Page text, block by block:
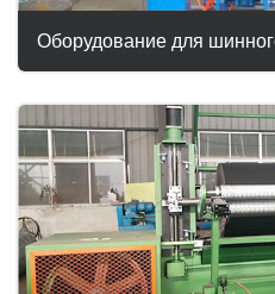
Оборудование для